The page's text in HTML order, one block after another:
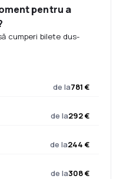
pentru a
cumperi bilete dus-
de la781 €
de la292 €
de la244 €
de la308 €